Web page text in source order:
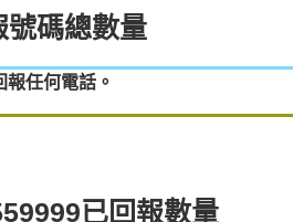
號碼總數量
任何電話。
已回報數量